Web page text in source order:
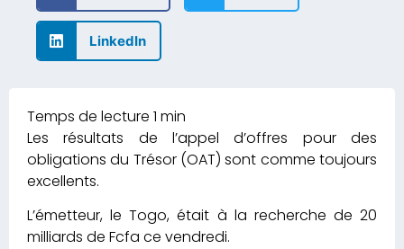
LinkedIn
Les résultats de l’appel d’offres pour des
obligations du Trésor (OAT) sont comme toujours
excellents.
L’émetteur, le Togo, était à la recherche de 20
milliards de Fcfa ce vendredi.